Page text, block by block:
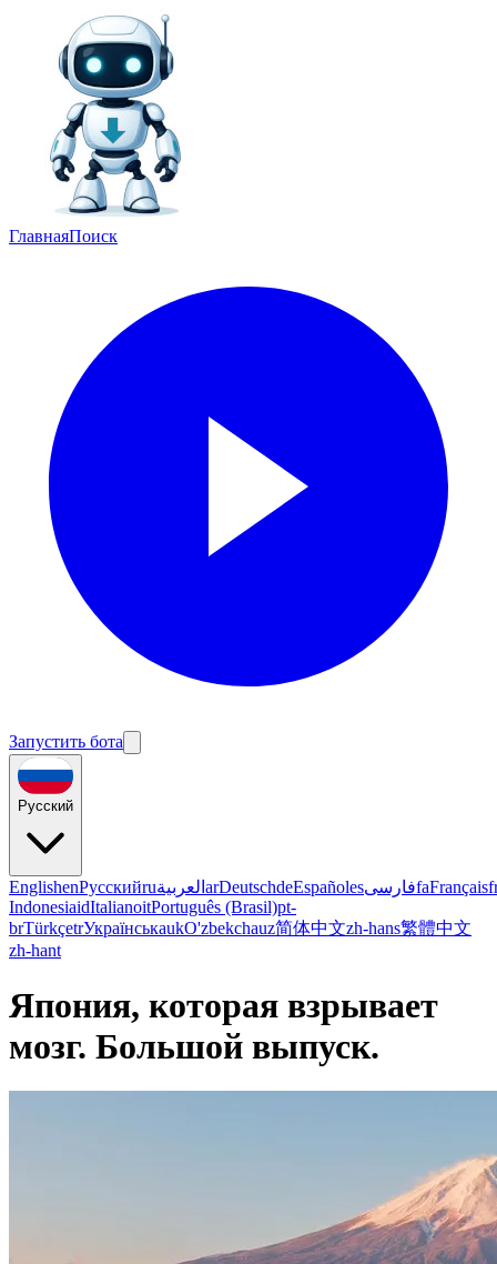
ГлавнаяПоиск
Запустить бота
Русский
EnglishenРусскийruالعربية arDeutschdeEspañolesفارسیfaFrançais
IndonesiaidItalianoitPortuguês (Brasil)pt-
brTürkçetrУкраїнськаukO'zbekchauz简体中文zh-hans繁體中文
zh-hant
Япония, которая взрывает
мозг. Большой выпуск.